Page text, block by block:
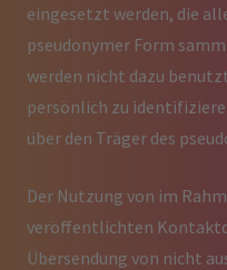
eingesetzt werden, die
pseudonymer Form
werden nicht dazu
persönlich zu
über den Träger des
Der Nutzung von im
veröffentlichten
Übersendung von nicht